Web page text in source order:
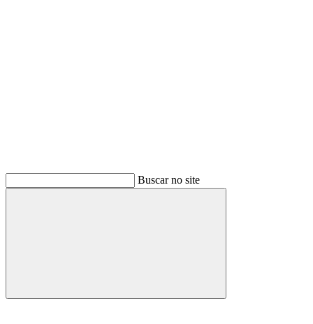
Buscar no site
Buscar